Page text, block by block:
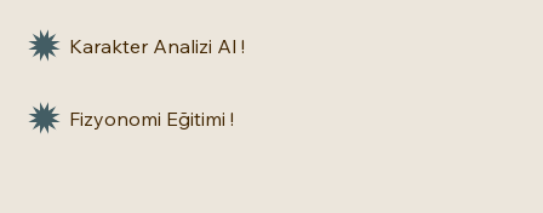
Karakter Analizi Al !
Fizyonomi Eğitimi !